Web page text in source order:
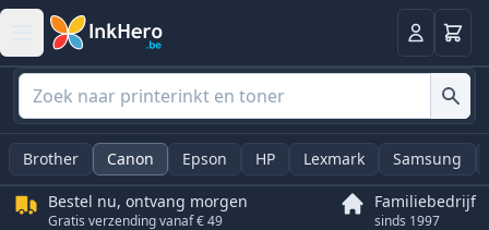
Log in
Brother Canon Epson HP Lexmark Samsung
Bestel nu, ontvang morgen
Gratis verzending vanaf € 49
Familiebedrijf
sinds 1997